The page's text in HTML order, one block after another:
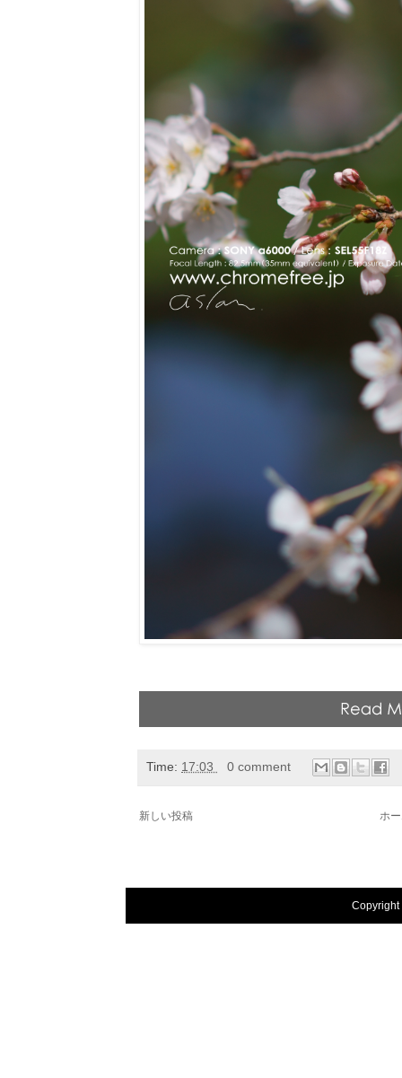
Time: 17:03 0 comment
新しい投稿 ホ
Copyright